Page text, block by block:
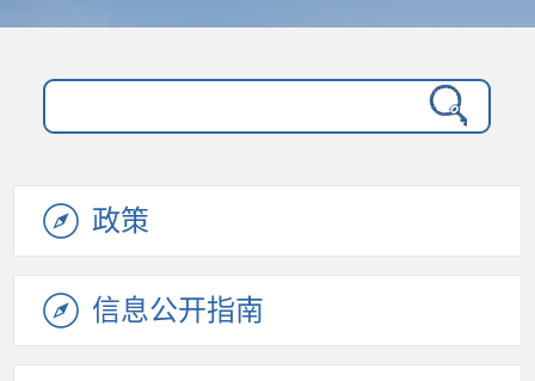
政策
信息公开指南